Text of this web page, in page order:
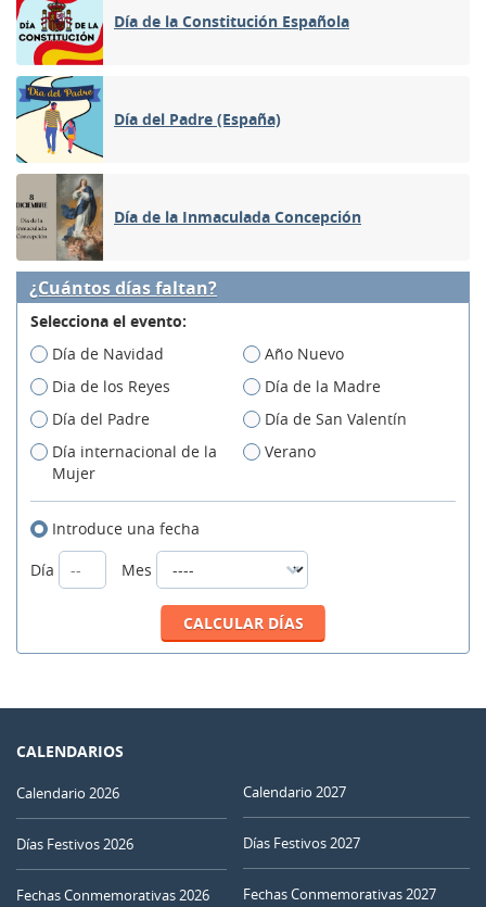
Día de la Constitución Española
Día del Padre (España)
Día de la Inmaculada Concepción
¿Cuántos días faltan?
Selecciona el evento:
Día de Navidad
Año Nuevo
Dia de los Reyes
Día de la Madre
Día del Padre
Día de San Valentín
Día internacional de la
Mujer
Verano
Introduce una fecha
Día
Mes
CALENDARIOS
Calendario 2026
Días Festivos 2026
Fechas Conmemorativas 2026
Calendario 2027
Días Festivos 2027
Fechas Conmemorativas 2027